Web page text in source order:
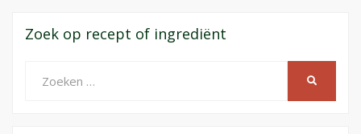
Zoek op recept of ingrediënt
naar: